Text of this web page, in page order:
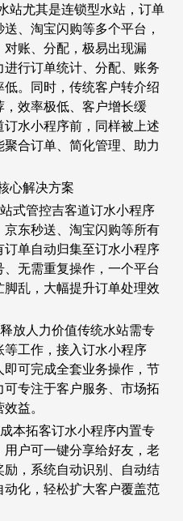
站尤其是连锁型水站，订单
、淘宝闪购等多个平台，
账、分配，极易出现漏
行订单统计、分配、账务
。同时，传统客户转介绍
效率极低、客户增长缓
水小程序前，同样被上述
合订单、简化管理、助力
心解决方案
式管控吉客道订水小程序
东秒送、淘宝闪购等所有
单自动归集至订水小程序
无需重复操作，一个平台
乱，大幅提升订单处理效
放人力价值传统水站需专
等工作，接入订水小程序
可完成全套业务操作，节
专注于客户服务、市场拓
益。
本拓客订水小程序内置专
户可一键分享给好友，老
，系统自动识别、自动结
化，轻松扩大客户覆盖范